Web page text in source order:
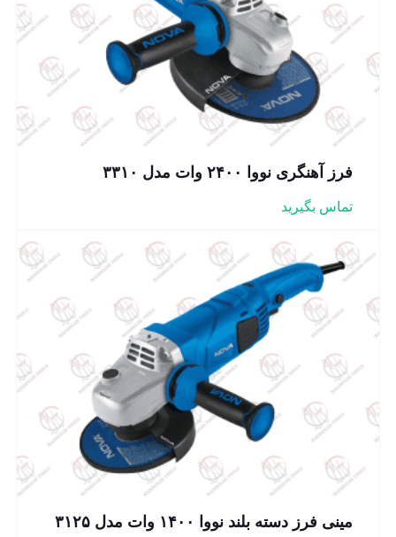
فرز آهنگری نووا ۲۴۰۰ وات مدل ۳۳۱۰
تماس بگیرید
مینی فرز دسته بلند نووا ۱۴۰۰ وات مدل ۳۱۲۵